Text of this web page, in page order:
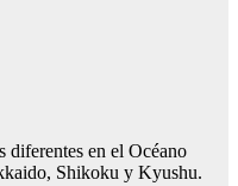
diferentes en el Océano
Shikoku y Kyushu.